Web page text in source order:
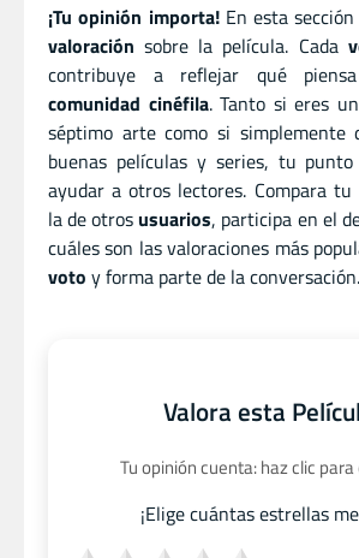
¡Tu opinión importa!En esta
valoración sobre la película. Cada
contribuye a reflejar qué
comunidad cinéfila. Tanto si eres
séptimo arte como si simplemente
buenas películas y series, tu
ayudar a otros lectores. Compara tu
la de otros usuarios, participa en el
cuáles son las valoraciones más
voto y forma parte de la conversación.
Valora esta
Tu opinión cuenta: haz clic
¡Elige cuántas estrellas